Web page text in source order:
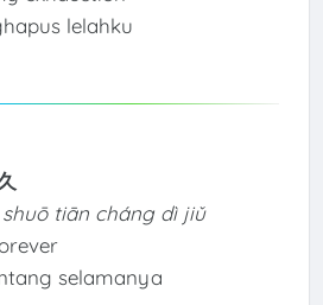
lelahku
tiān cháng dì jiǔ
selamanya